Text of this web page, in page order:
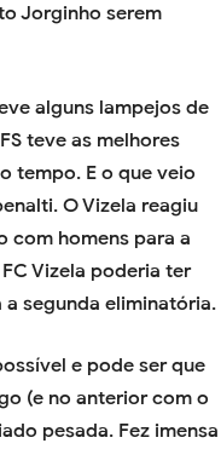
Jorginho serem
alguns lampejos de
teve as melhores
tempo. E o que veio
O Vizela reagiu
com homens para a
Vizela poderia ter
segunda eliminatória.
e pode ser que
(e no anterior com o
pesada. Fez imensa